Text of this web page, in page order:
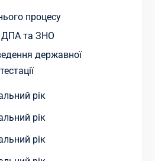
процесу
ДПА та ЗНО
державної
рік
рік
рік